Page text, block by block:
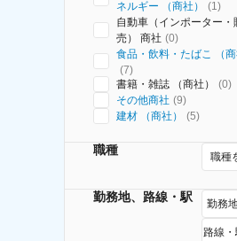
ネルギー （商社）
(1)
自動車（インポーター・
売） 商社 (0)
食品・飲料・たばこ （商
(7)
書籍・雑誌 （商社）
(0)
その他商社 (9)
建材 （商社）
(5)
職種 職種
勤務地、路線・駅 勤務
路線